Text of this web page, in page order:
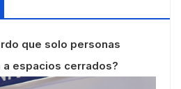
que solo personas
espacios cerrados?